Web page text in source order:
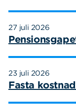
27 juli 2026
23 juli 2026
Fasta